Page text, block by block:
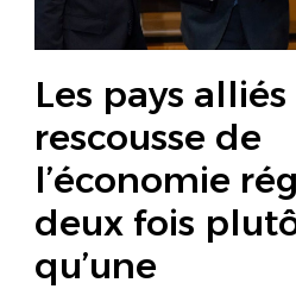
Les pays alliés
rescousse de
l’économie
deux fois
qu’une